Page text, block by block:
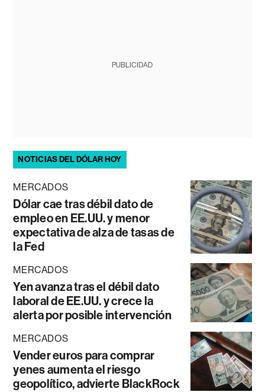
PUBLICIDAD
NOTICIAS DEL DÓLAR HOY
MERCADOS
Dólar cae tras débil dato de
empleo en EE.UU. y menor
expectativa de alza de tasas de
la Fed
MERCADOS
Yen avanza tras el débil dato
laboral de EE.UU. y crece la
alerta por posible intervención
MERCADOS
Vender euros para comprar
yenes aumenta el riesgo
geopolítico, advierte BlackRock